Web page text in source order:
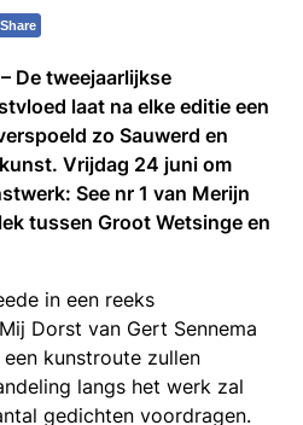
Share
De tweejaarlijkse
laat na elke editie een
zo Sauwerd en
Vrijdag 24 juni om
See nr 1 van Merijn
tussen Groot Wetsinge en
in een reeks
Dorst van Gert Sennema
kunstroute zullen
langs het werk zal
gedichten voordragen.